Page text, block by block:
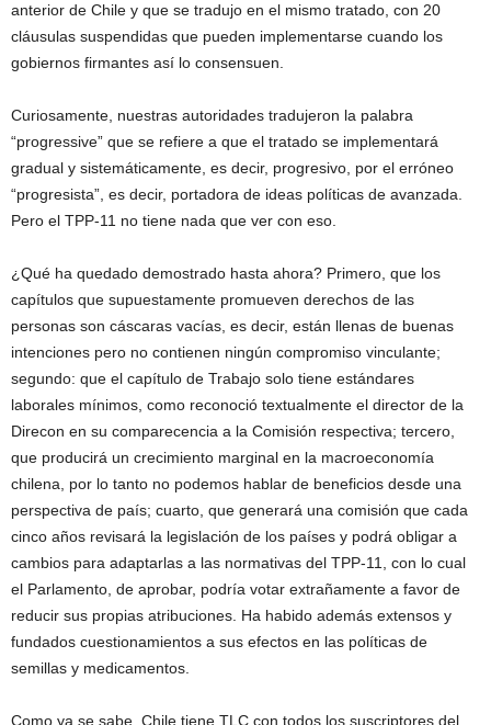
anterior de Chile y que se tradujo en el mismo tratado, con 20
cláusulas suspendidas que pueden implementarse cuando los
gobiernos firmantes así lo consensuen.
Curiosamente, nuestras autoridades tradujeron la palabra
“progressive” que se refiere a que el tratado se implementará
gradual y sistemáticamente, es decir, progresivo, por el erróneo
“progresista”, es decir, portadora de ideas políticas de avanzada.
Pero el TPP-11 no tiene nada que ver con eso.
¿Qué ha quedado demostrado hasta ahora? Primero, que los
capítulos que supuestamente promueven derechos de las
personas son cáscaras vacías, es decir, están llenas de buenas
intenciones pero no contienen ningún compromiso vinculante;
segundo: que el capítulo de Trabajo solo tiene estándares
laborales mínimos, como reconoció textualmente el director de la
Direcon en su comparecencia a la Comisión respectiva; tercero,
que producirá un crecimiento marginal en la macroeconomía
chilena, por lo tanto no podemos hablar de beneficios desde una
perspectiva de país; cuarto, que generará una comisión que cada
cinco años revisará la legislación de los países y podrá obligar a
cambios para adaptarlas a las normativas del TPP-11, con lo cual
el Parlamento, de aprobar, podría votar extrañamente a favor de
reducir sus propias atribuciones. Ha habido además extensos y
fundados cuestionamientos a sus efectos en las políticas de
semillas y medicamentos.
Como ya se sabe, Chile tiene TLC con todos los suscriptores del